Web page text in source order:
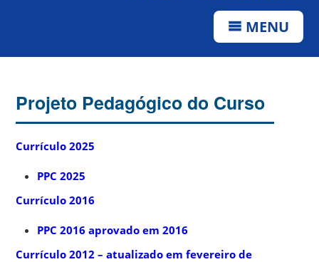
MENU
Projeto Pedagógico do Curso
Currículo 2025
PPC 2025
Currículo 2016
PPC 2016 aprovado em 2016
Currículo 2012 – atualizado em fevereiro de